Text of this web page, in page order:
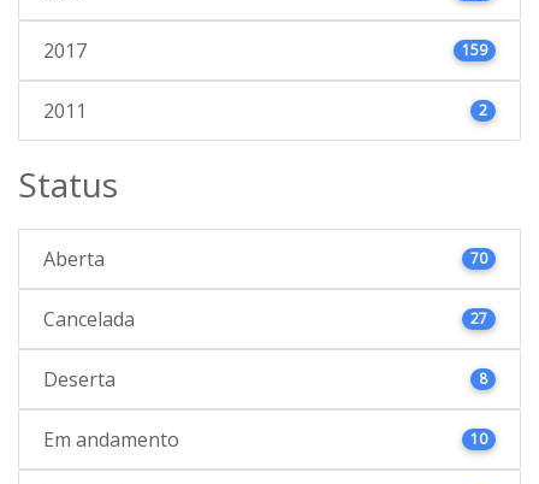
2017 159
2011 2
Status
Aberta 70
Cancelada 27
Deserta 8
Em andamento 10